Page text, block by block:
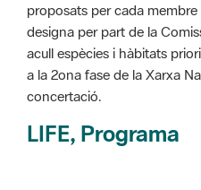
proposats per cada
designa per part de la
acull espècies i hàbitats
a la 2ona fase de la Xarxa
concertació.
LIFE, Programa